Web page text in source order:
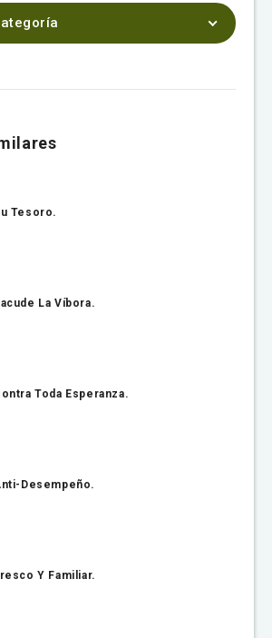
Tesoro.
La Víbora.
Toda Esperanza.
Desempeño.
Y Familiar.